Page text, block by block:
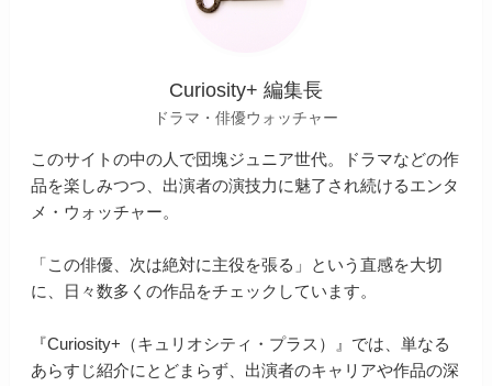
Curiosity+ 編集長
ドラマ・俳優ウォッチャー
このサイトの中の人で団塊ジュニア世代。ドラマなどの作
品を楽しみつつ、出演者の演技力に魅了され続けるエンタ
メ・ウォッチャー。
「この俳優、次は絶対に主役を張る」という直感を大切
に、日々数多くの作品をチェックしています。
『Curiosity+（キュリオシティ・プラス）』では、単なる
あらすじ紹介にとどまらず、出演者のキャリアや作品の深